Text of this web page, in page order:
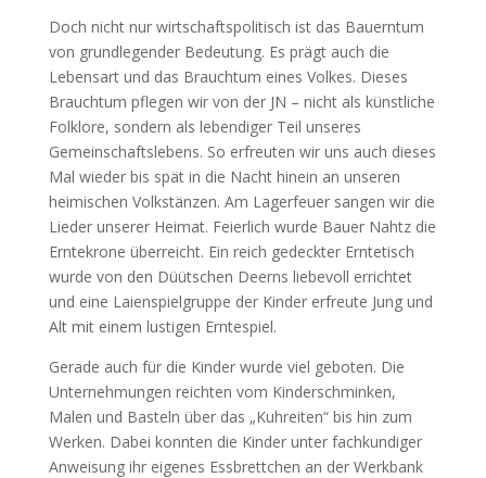
Doch nicht nur wirtschaftspolitisch ist das Bauerntum
von grundlegender Bedeutung. Es prägt auch die
Lebensart und das Brauchtum eines Volkes. Dieses
Brauchtum pflegen wir von der JN – nicht als künstliche
Folklore, sondern als lebendiger Teil unseres
Gemeinschaftslebens. So erfreuten wir uns auch dieses
Mal wieder bis spät in die Nacht hinein an unseren
heimischen Volkstänzen. Am Lagerfeuer sangen wir die
Lieder unserer Heimat. Feierlich wurde Bauer Nahtz die
Erntekrone überreicht. Ein reich gedeckter Erntetisch
wurde von den Düütschen Deerns liebevoll errichtet
und eine Laienspielgruppe der Kinder erfreute Jung und
Alt mit einem lustigen Erntespiel.
Gerade auch für die Kinder wurde viel geboten. Die
Unternehmungen reichten vom Kinderschminken,
Malen und Basteln über das „Kuhreiten“ bis hin zum
Werken. Dabei konnten die Kinder unter fachkundiger
Anweisung ihr eigenes Essbrettchen an der Werkbank